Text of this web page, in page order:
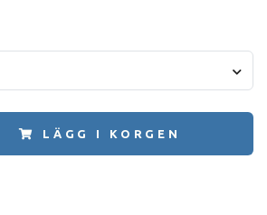
LÄGG I KORGEN